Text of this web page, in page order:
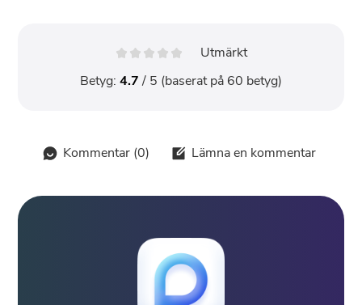
Utmärkt
Betyg: 4.7/ 5 (baserat på 60 betyg)
Kommentar (0) Lämna en kommentar